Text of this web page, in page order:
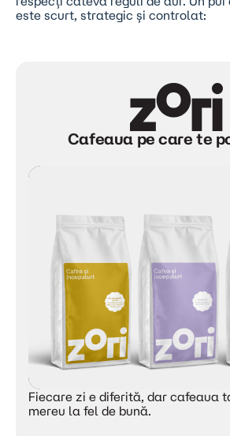
este scurt, strategic și controlat:
Cafeaua pe care te
Fiecare zi e diferită, dar cafeaua
mereu la fel de bună.